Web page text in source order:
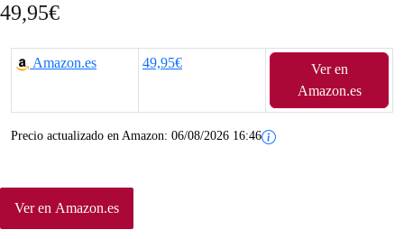
49,95€
Amazon.es 49,95€
Ver en
Amazon.es
Precio actualizado en Amazon: 06/08/2026 16:46
Ver en Amazon.es